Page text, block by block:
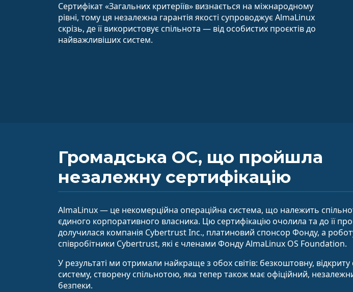
Сертифікат «Загальних критеріїв» визнається на міжнародному
рівні, тому ця незалежна гарантія якості супроводжує AlmaLinux
скрізь, де її використовує спільнота — від особистих проєктів до
найважливіших систем.
Громадська ОС, що пройшла
незалежну сертифікацію
AlmaLinux — це некомерційна операційна система, що належить
єдиного корпоративного власника. Цю сертифікацію очолила та до її
долучилася компанія Cybertrust Inc., платиновий спонсор Фонду, а
співробітники Cybertrust, які є членами Фонду AlmaLinux OS Foundation.
У результаті ми отримали найкраще з обох світів: безкоштовну,
систему, створену спільнотою, яка тепер також має офіційний,
безпеки.